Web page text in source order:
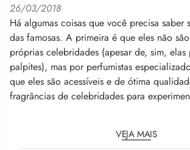
26/03/2018
Há algumas coisas que você precisa saber
das famosas. A primeira é que eles não
próprias celebridades (apesar de, sim,
palpites), mas por perfumistas
que eles são acessíveis e de ótima
fragrâncias de celebridades para
VEJA MAIS